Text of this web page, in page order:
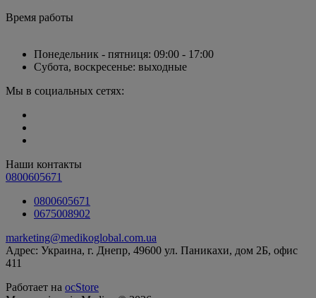
Время работы
Понедельник - пятниця: 09:00 - 17:00
Субота, воскресенье: выходные
Мы в социальных сетях:
Наши контакты
0800605671
0800605671
0675008902
marketing@medikoglobal.com.ua
Адрес: Украина, г. Днепр, 49600 ул. Паникахи, дом 2Б, офис
411
Работает на ocStore